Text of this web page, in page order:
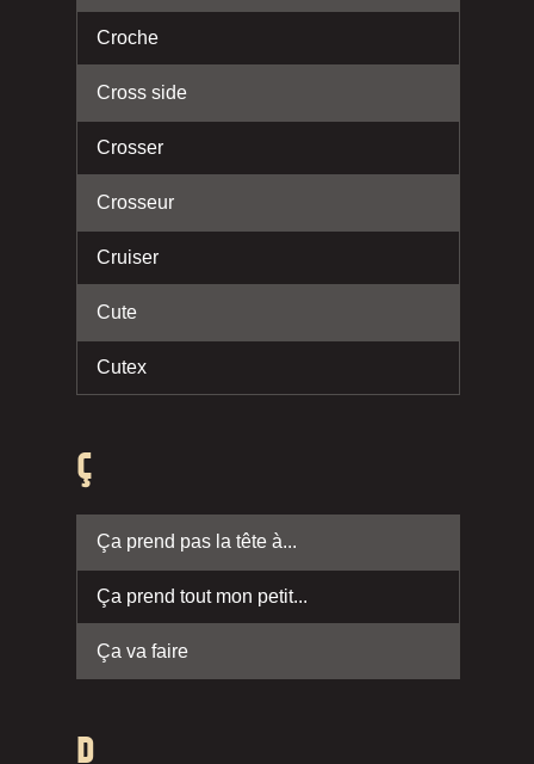
Croche
Cross side
Crosser
Crosseur
Cruiser
Cute
Cutex
Ç
Ça prend pas la tête à...
Ça prend tout mon petit...
Ça va faire
D